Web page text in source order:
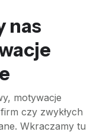
nas
motywacje
czy zwykłych
Wkraczamy tu